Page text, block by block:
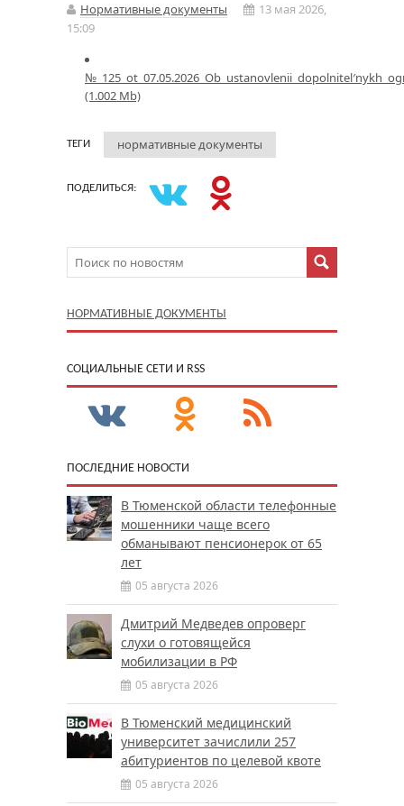
Нормативные документы
13 мая 2026,
15:09
(1.002 Mb)
ТЕГИ нормативные документы
ПОДЕЛИТЬСЯ:
НОРМАТИВНЫЕ ДОКУМЕНТЫ
CОЦИАЛЬНЫЕ СЕТИ И RSS
ПОСЛЕДНИЕ НОВОСТИ
В Тюменской области телефонные
мошенники чаще всего
обманывают пенсионерок от 65
лет
05 августа 2026
Дмитрий Медведев опроверг
слухи о готовящейся
мобилизации в РФ
05 августа 2026
В Тюменский медицинский
университет зачислили 257
абитуриентов по целевой квоте
05 августа 2026